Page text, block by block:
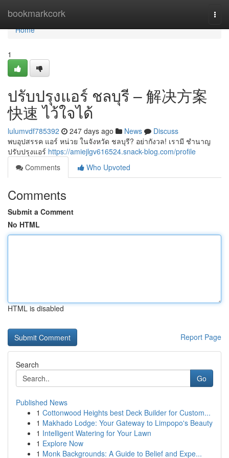
bookmarkcork
Home
Home
1
ปรับปรุงแอร์ ชลบุรี – 解决方案
快速 ไว้ใจได้
lulumvdf785392 247 days ago News
Discuss
พบอุปสรรค แอร์ หน่วย ในจังหวัด ชลบุรี? อย่ากังวล! เรามี ชำนาญ
ปรับปรุงแอร์ https://amiejlgv616524.snack-blog.com/profile
Comments
Who Upvoted
Comments
Submit a Comment
No HTML
HTML is disabled
Report Page
Search
Go
Published News
1 Cottonwood Heights best Deck Builder for Custom...
1 Makhado Lodge: Your Gateway to Limpopo's Beauty
1 Intelligent Watering for Your Lawn
1 Explore Now
1 Monk Backgrounds: A Guide to Belief and Expe...